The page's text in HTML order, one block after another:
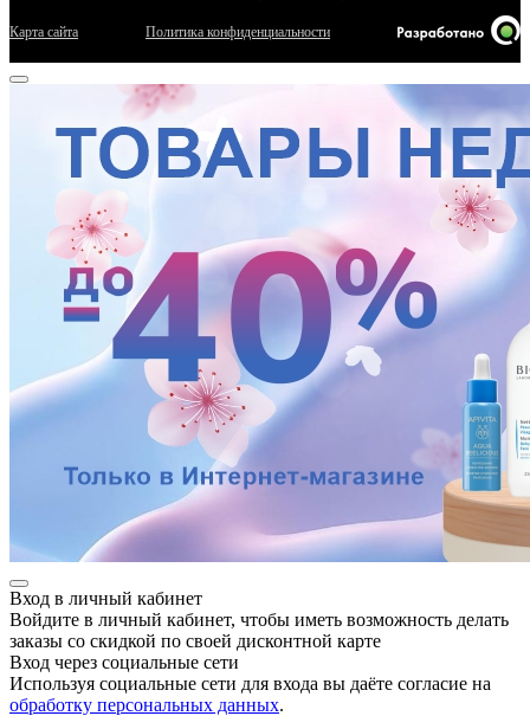
Карта сайта Политика конфиденциальности
Вход в личный кабинет
Войдите в личный кабинет, чтобы иметь возможность делать
заказы со скидкой по своей дисконтной карте
Вход через социальные сети
Используя социальные сети для входа вы даёте согласие на
обработку персональных данных.